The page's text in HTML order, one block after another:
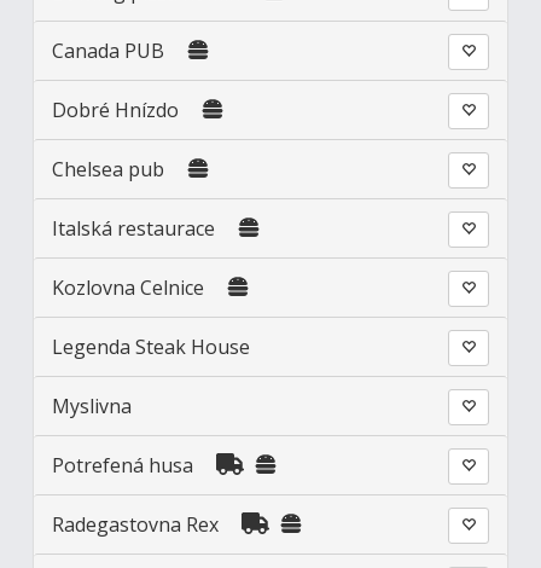
Canada PUB
Dobré Hnízdo
Chelsea pub
Italská restaurace
Kozlovna Celnice
Legenda Steak House
Myslivna
Potrefená husa
Radegastovna Rex